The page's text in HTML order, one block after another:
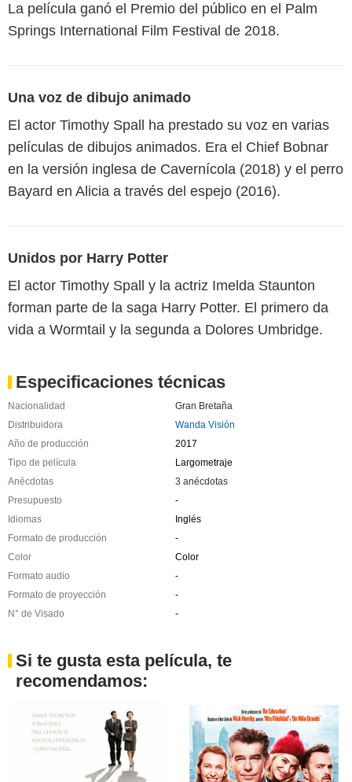
La película ganó el Premio del público en el Palm
Springs International Film Festival de 2018.
Una voz de dibujo animado
El actor Timothy Spall ha prestado su voz en varias
películas de dibujos animados. Era el Chief Bobnar
en la versión inglesa de Cavernícola (2018) y el perro
Bayard en Alicia a través del espejo (2016).
Unidos por Harry Potter
El actor Timothy Spall y la actriz Imelda Staunton
forman parte de la saga Harry Potter. El primero da
vida a Wormtail y la segunda a Dolores Umbridge.
Especificaciones técnicas
Nacionalidad
Gran Bretaña
Distribuidora
Wanda Visión
Año de producción
2017
Tipo de película
Largometraje
Anécdotas
3 anécdotas
Presupuesto
-
Idiomas
Inglés
Formato de producción
-
Color
Color
Formato audio
-
Formato de proyección
-
N° de Visado
-
Si te gusta esta película, te
recomendamos: